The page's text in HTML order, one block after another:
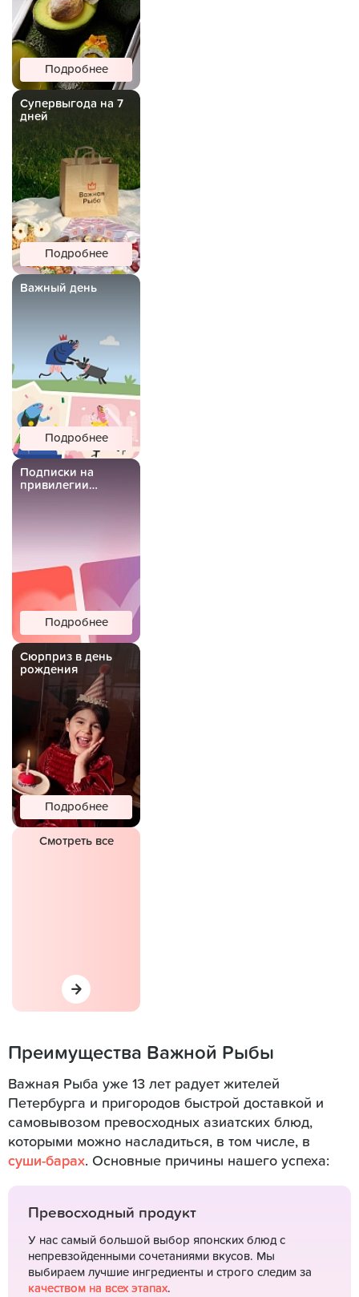
Подробнее
Супервыгода на 7
дней
Подробнее
Важный день
Подробнее
Подписки на
привилегии
Подробнее
Сюрприз в день
рождения
Подробнее
Смотреть все
Преимущества Важной Рыбы
Важная Рыба уже 13 лет радует жителей
Петербурга и пригородов быстрой доставкой и
самовывозом превосходных азиатских блюд,
которыми можно насладиться, в том числе, в
суши-барах. Основные причины нашего успеха:
Превосходный продукт
У нас самый большой выбор японских блюд с
непревзойденными сочетаниями вкусов. Мы
выбираем лучшие ингредиенты и строго следим за
качеством на всех этапах.